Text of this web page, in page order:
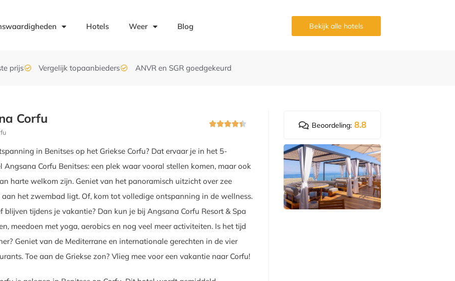
Hotels Weer Blog Bekijk alle hotels
prijs Vergelijk topaanbieders ANVR en SGR goedgekeurd
Corfu 
in Benitses op het Griekse Corfu? Dat ervaar je in het 5-
Angsana Corfu Benitses: een plek waar vooral stellen komen, maar ook
harte welkom zijn. Geniet van het panoramisch uitzicht over zee
het zwembad ligt. Of, kom tot volledige ontspanning in de wellness.
blijven tijdens je vakantie? Dan kun je bij Angsana Corfu Resort & Spa
meedoen met yoga, aerobics en nog veel meer activiteiten. Is het tijd
Geniet van de Mediterrane en internationale gerechten in de vier
Toe aan de Griekse zon? Vlieg mee voor een vakantie naar Corfu!
Beoordeling: 8.8